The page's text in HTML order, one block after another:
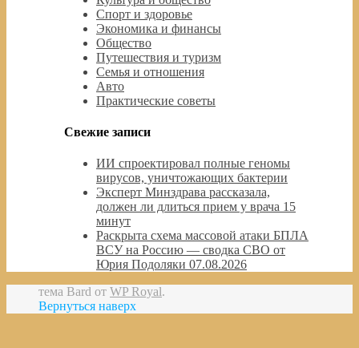
Спорт и здоровье
Экономика и финансы
Общество
Путешествия и туризм
Семья и отношения
Авто
Практические советы
Свежие записи
ИИ спроектировал полные геномы
вирусов, уничтожающих бактерии
Эксперт Минздрава рассказала,
должен ли длиться прием у врача 15
минут
Раскрыта схема массовой атаки БПЛА
ВСУ на Россию — сводка СВО от
Юрия Подоляки 07.08.2026
тема Bard от WP Royal.
Вернуться наверх